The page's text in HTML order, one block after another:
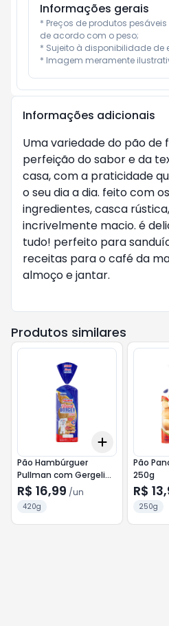
Informações gerais
* Preços de produtos
de acordo com o peso;
* Sujeito à disponibilidade de
* Imagem meramente
Informações adicionais
Uma variedade do pão de
perfeição do sabor e da
casa, com a praticidade
o seu dia a dia. feito com
ingredientes, casca
incrivelmente macio. é
tudo! perfeito para
receitas para o café da
almoço e jantar.
Produtos similares
+
Add
Pão Hambúrguer
Pullman com Gergelim
420g
R$ 16,99 /un
420g
Pão
250g
R$
250g